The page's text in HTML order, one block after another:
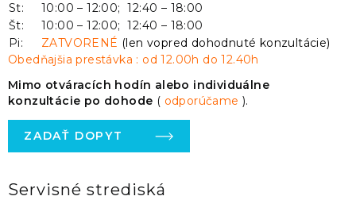
St:
10:00 – 12:00; 12:40 – 18:00
Št:
10:00 – 12:00; 12:40 – 18:00
Pi:
ZATVORENÉ (len vopred dohodnuté konzultácie)
Obedňajšia prestávka : od 12.00h do 12.40h
Mimo otváracích hodín alebo individuálne
konzultácie po dohode ( odporúčame).
ZADAŤ DOPYT
Servisné strediská